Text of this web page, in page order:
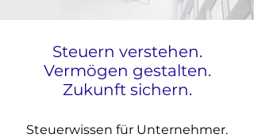
Steuern verstehen.
Vermögen gestalten.
Zukunft sichern.
Steuerwissen für Unternehmer.